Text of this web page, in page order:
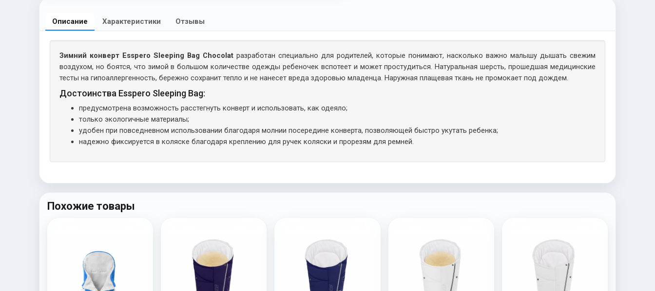
Описание Характеристики Отзывы
Зимний конверт Esspero Sleeping Bag Chocolat разработан специально для родителей, которые понимают, насколько важно малышу дышать свежим
воздухом, но боятся, что зимой в большом количестве одежды ребеночек вспотеет и может простудиться. Натуральная шерсть, прошедшая медицинские
тесты на гипоаллергенность, бережно сохранит тепло и не нанесет вреда здоровью младенца. Наружная плащевая ткань не промокает под дождем.
Достоинства Esspero Sleeping Bag:
предусмотрена возможность расстегнуть конверт и использовать, как одеяло;
только экологичные материалы;
удобен при повседневном использовании благодаря молнии посередине конверта, позволяющей быстро укутать ребенка;
надежно фиксируется в коляске благодаря креплению для ручек коляски и прорезям для ремней.
Похожие товары